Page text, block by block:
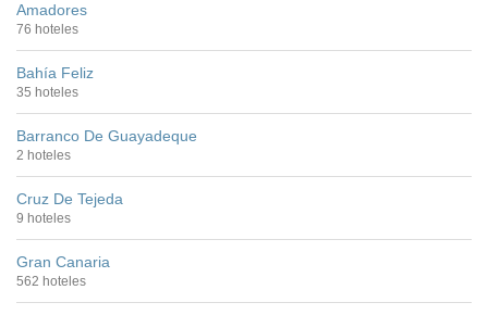
Amadores
76 hoteles
Bahía Feliz
35 hoteles
Barranco De Guayadeque
2 hoteles
Cruz De Tejeda
9 hoteles
Gran Canaria
562 hoteles